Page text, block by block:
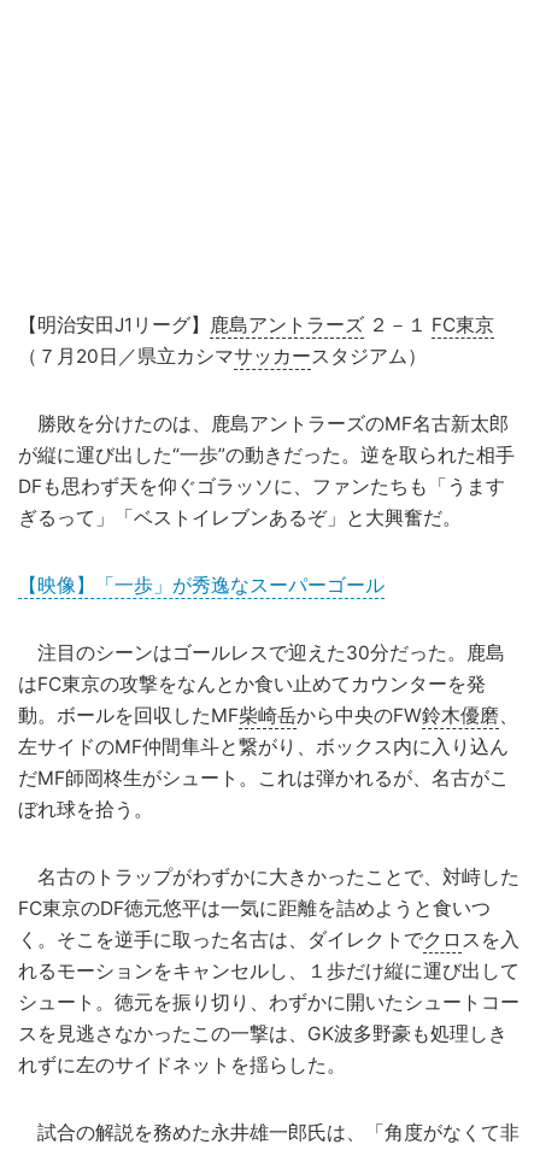
【明治安田J1リーグ】 鹿島アントラーズ ２－１ FC東京
（７月20日／県立カシマサッカースタジアム）
勝敗を分けたのは、鹿島アントラーズのMF名古新太郎
が縦に運び出した“一歩”の動きだった。逆を取られた相手
DFも思わず天を仰ぐゴラッソに、ファンたちも「うます
ぎるって」「ベストイレブンあるぞ」と大興奮だ。
【映像】「一歩」が秀逸なスーパーゴール
注目のシーンはゴールレスで迎えた30分だった。鹿島
はFC東京の攻撃をなんとか食い止めてカウンターを発
動。ボールを回収したMF柴崎岳から中央のFW鈴木優磨
左サイドのMF仲間隼斗と繋がり、ボックス内に入り込ん
だMF師岡柊生がシュート。これは弾かれるが、名古がこ
ぼれ球を拾う。
名古のトラップがわずかに大きかったことで、対峙した
FC東京のDF徳元悠平は一気に距離を詰めようと食いつ
く。そこを逆手に取った名古は、ダイレクトでクロ スを入
れるモーションをキャンセルし、１歩だけ縦に運び出して
シュート。徳元を振り切り、わずかに開いたシュートコー
スを見逃さなかったこの一撃は、GK波多野豪も処理しき
れずに左のサイドネットを揺らした。
試合の解説を務めた永井雄一郎氏は、「角度がなくて非